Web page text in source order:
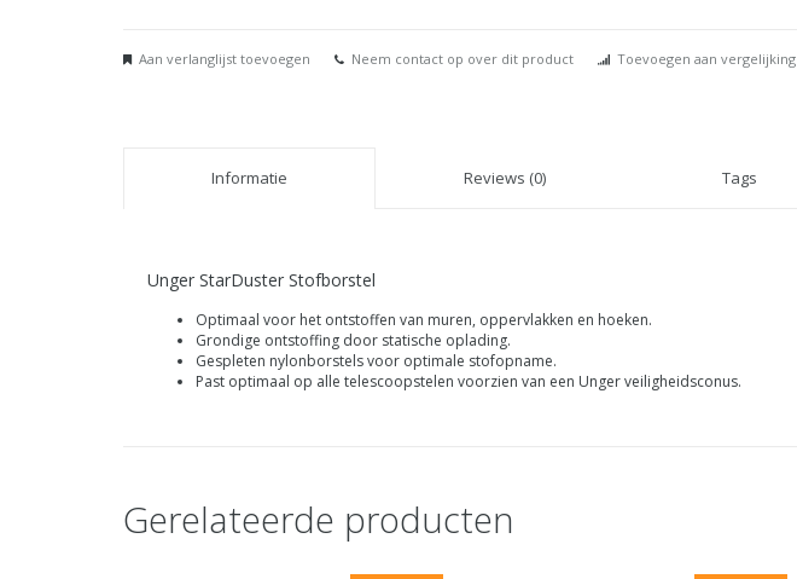
Aan verlanglijst toevoegen Neem contact op over dit product Toevoegen aan vergelijking
Informatie Reviews (0) Tags
Unger StarDuster Stofborstel
Optimaal voor het ontstoffen van muren, oppervlakken en hoeken.
Grondige ontstoffing door statische oplading.
Gespleten nylonborstels voor optimale stofopname.
Past optimaal op alle telescoopstelen voorzien van een Unger veiligheidsconus.
Gerelateerde producten